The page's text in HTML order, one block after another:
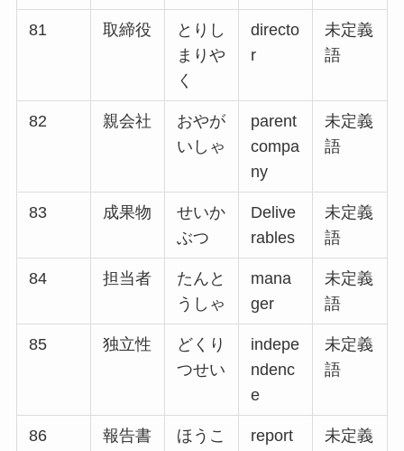
81 取締役
とりし
まりや
く
directo
r
未定義
語
82 親会社
おやが
いしゃ
parent
compa
ny
未定義
語
83 成果物
せいか
ぶつ
Delive
rables
未定義
語
84 担当者
たんと
うしゃ
mana
ger
未定義
語
85 独立性
どくり
つせい
indepe
ndenc
e
未定義
語
86 報告書
ほうこ
report
未定義